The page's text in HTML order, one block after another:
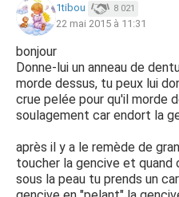
1tibou 8 021
22 mai 2015 à 11:31
bonjour
Donne-lui un anneau de
morde dessus, tu peux lui
crue pelée pour qu'il morde
soulagement car endort la
après il y a le remède de
toucher la gencive et
sous la peau tu prends un